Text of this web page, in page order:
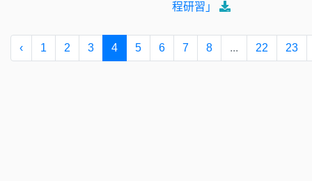
程研習」
‹ 1 2 3 4 5 6 7 8 ... 22 23